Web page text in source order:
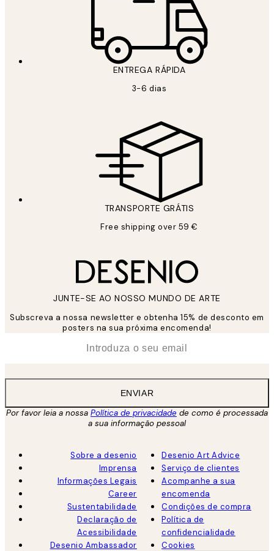
ENTREGA RÁPIDA
3-6 dias
TRANSPORTE GRÁTIS
Free shipping over 59 €
JUNTE-SE AO NOSSO MUNDO DE ARTE
Subscreva a nossa newsletter e obtenha 15% de desconto em
posters na sua próxima encomenda!
ENVIAR
Por favor leia a nossa Política de privacidade de como é processada
a sua informação pessoal
Sobre a desenio
Imprensa
Informações Legais
Career
Sustentabilidade
Declaração de
Acessibilidade
Desenio Ambassador
Desenio Art Advice
Serviço de clientes
Acompanhe a sua
encomenda
Condições de compra
Política de
confidencialidade
Cookies